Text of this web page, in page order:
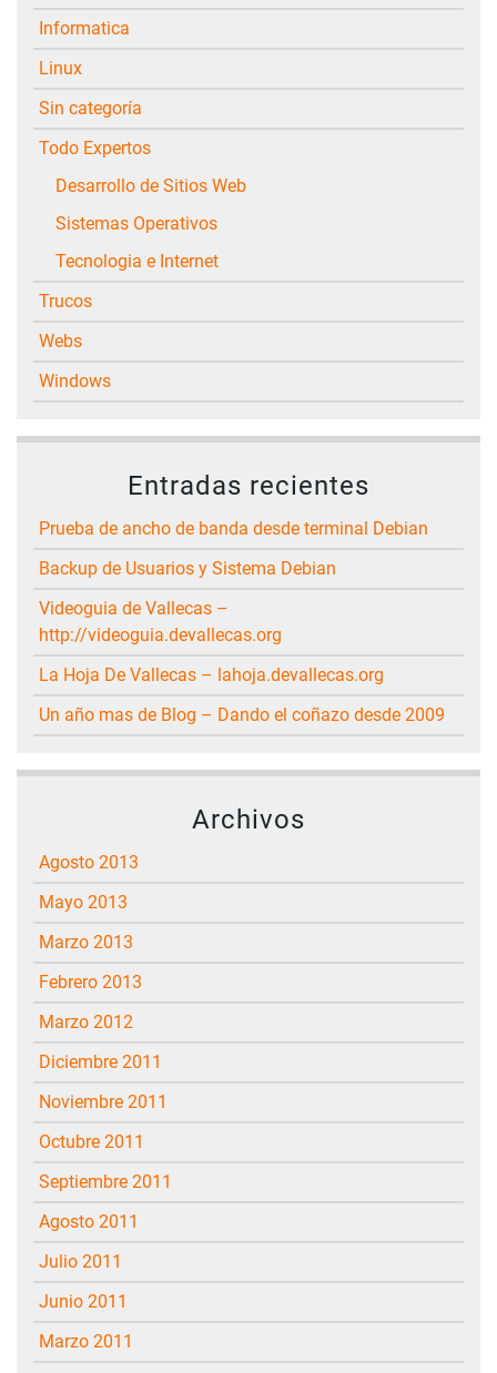
Informatica
Linux
Sin categoría
Todo Expertos
Desarrollo de Sitios Web
Sistemas Operativos
Tecnologia e Internet
Trucos
Webs
Windows
Entradas recientes
Prueba de ancho de banda desde terminal Debian
Backup de Usuarios y Sistema Debian
Videoguia de Vallecas –
http://videoguia.devallecas.org
La Hoja De Vallecas – lahoja.devallecas.org
Un año mas de Blog – Dando el coñazo desde 2009
Archivos
agosto 2013
mayo 2013
marzo 2013
febrero 2013
marzo 2012
diciembre 2011
noviembre 2011
octubre 2011
septiembre 2011
agosto 2011
julio 2011
junio 2011
marzo 2011